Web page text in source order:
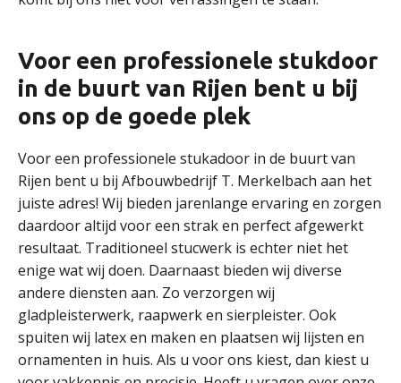
Voor een professionele stukdoor
in de buurt van Rijen bent u bij
ons op de goede plek
Voor een professionele stukadoor in de buurt van
Rijen bent u bij Afbouwbedrijf T. Merkelbach aan het
juiste adres! Wij bieden jarenlange ervaring en zorgen
daardoor altijd voor een strak en perfect afgewerkt
resultaat. Traditioneel stucwerk is echter niet het
enige wat wij doen. Daarnaast bieden wij diverse
andere diensten aan. Zo verzorgen wij
gladpleisterwerk, raapwerk en sierpleister. Ook
spuiten wij latex en maken en plaatsen wij lijsten en
ornamenten in huis. Als u voor ons kiest, dan kiest u